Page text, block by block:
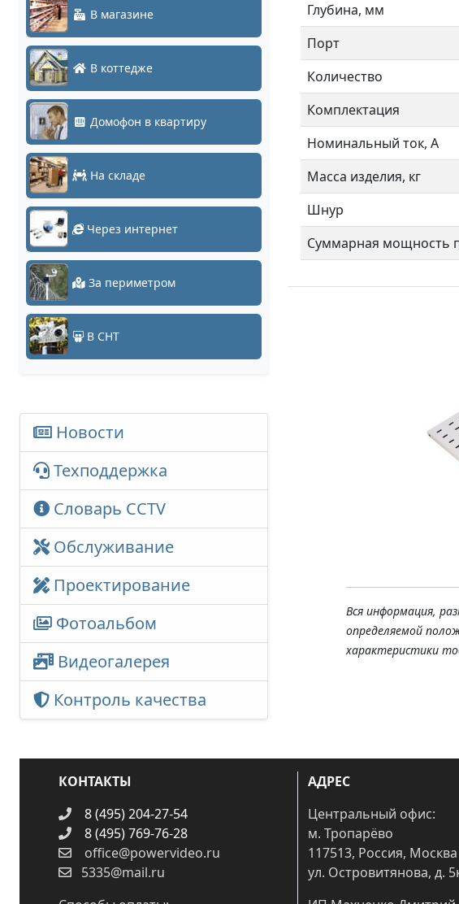
В магазине
В коттедже
Домофон в квартиру
На складе
Через интернет
За периметром
В СНТ
Новости
Техподдержка
Словарь CCTV
Обслуживание
Проектирование
Фотоальбом
Видеогалерея
Контроль качества
Глубина, мм
Порт
Количество
Комплектация
Номинальный ток, А
Масса изделия, кг
Шнур
Суммарная мощность
Вся информация,
определяемой
характеристики
КОНТАКТЫ
8 (495) 204-27-54
8 (495) 769-76-28
office@powervideo.ru
5335@mail.ru
АДРЕС
Центральный офис:
м. Тропарёво
117513, Россия, Москва
ул. Островитянова, д.